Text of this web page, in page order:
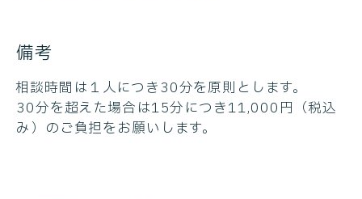
備考
相談時間は１人につき30分を原則とします。
30分を超えた場合は15分につき11,000円（税込
み）のご負担をお願いします。